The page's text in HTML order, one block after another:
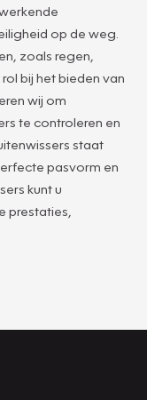
op de weg.
zoals regen,
bij het bieden van
wij om
te controleren en
staat
pasvorm en
kunt u
prestaties,